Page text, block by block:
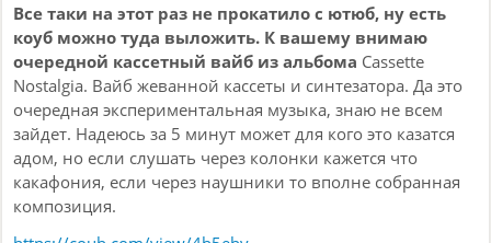
Все таки на этот раз не прокатило с ютюб, ну есть
коуб можно туда выложить. К вашему внимаю
очередной кассетный вайб из альбома Cassette
Nostalgia. Вайб жеванной кассеты и синтезатора. Да это
очередная экспериментальная музыка, знаю не всем
зайдет. Надеюсь за 5 минут может для кого это казатся
адом, но если слушать через колонки кажется что
какафония, если через наушники то вполне собранная
композиция.